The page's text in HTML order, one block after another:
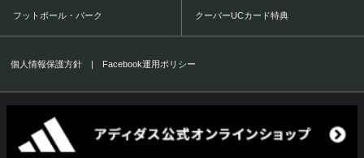
フットボール・パーク クーバーUCカード特典
個人情報保護方針 Facebook運用ポリシー
1999-2016 All Rights Reserved.